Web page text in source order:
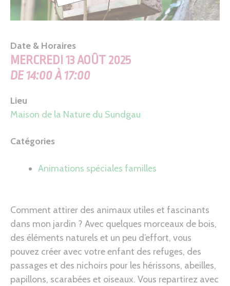
Date & Horaires
MERCREDI 13 AOÛT 2025
DE 14:00 À 17:00
Lieu
Maison de la Nature du Sundgau
Catégories
Animations spéciales familles
Comment attirer des animaux utiles et fascinants
dans mon jardin ? Avec quelques morceaux de bois,
des éléments naturels et un peu d’effort, vous
pouvez créer avec votre enfant des refuges, des
passages et des nichoirs pour les hérissons, abeilles,
papillons, scarabées et oiseaux. Vous repartirez avec